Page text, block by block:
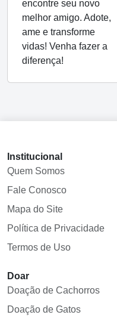
encontre seu novo
melhor amigo. Adote,
ame e transforme
vidas! Venha fazer a
diferença!
Institucional
Quem Somos
Fale Conosco
Mapa do Site
Política de Privacidade
Termos de Uso
Doar
Doação de Cachorros
Doação de Gatos